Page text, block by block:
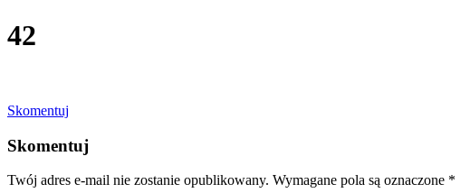
42
Skomentuj
Skomentuj
Twój adres e-mail nie zostanie opublikowany. Wymagane pola są oznaczone *